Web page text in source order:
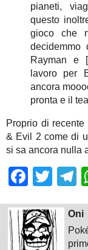
pianeti,
questo
gioco che
decidemmo
Rayman e
lavoro per
ancora
pronta e il
Proprio di
& Evil 2 come di
si sa ancora nulla
Oni